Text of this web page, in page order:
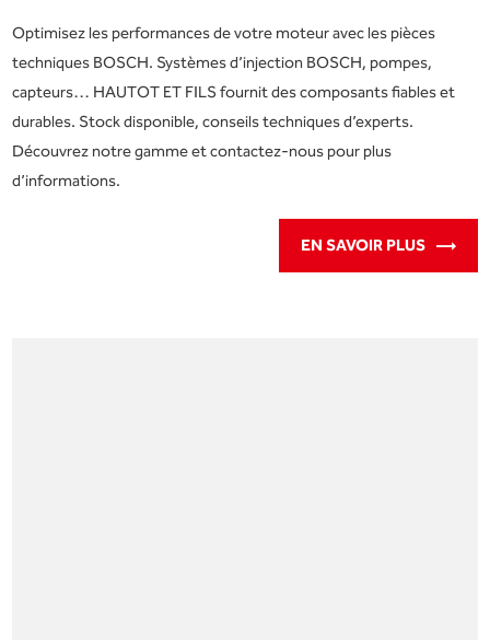
Optimisez les performances de votre moteur avec les pièces
techniques BOSCH. Systèmes d’injection BOSCH, pompes,
capteurs… HAUTOT ET FILS fournit des composants fiables et
durables. Stock disponible, conseils techniques d’experts.
Découvrez notre gamme et contactez-nous pour plus
d’informations.
EN SAVOIR PLUS